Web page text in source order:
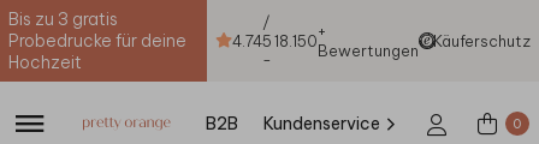
Bis zu 3 gratis
Probedrucke für deine
Hochzeit
4.74
/
5
-
18.150+
Bewertungen
Käuferschutz
B2B Kundenservice 0